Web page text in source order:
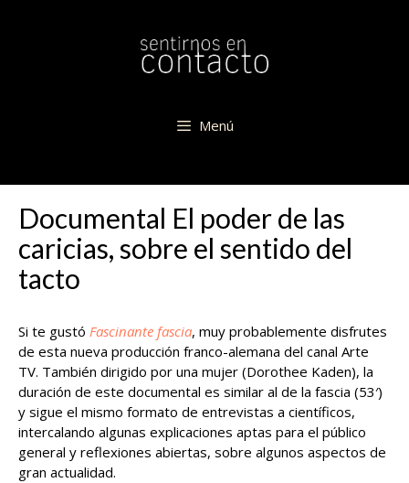
Menú
Documental El poder de las
caricias, sobre el sentido del
tacto
Si te gustó Fascinante fascia, muy probablemente disfrutes
de esta nueva producción franco-alemana del canal Arte
TV. También dirigido por una mujer (Dorothee Kaden), la
duración de este documental es similar al de la fascia (53′)
y sigue el mismo formato de entrevistas a científicos,
intercalando algunas explicaciones aptas para el público
general y reflexiones abiertas, sobre algunos aspectos de
gran actualidad.